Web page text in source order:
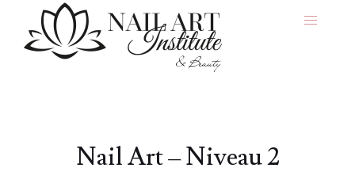
Nail Art – Niveau 2